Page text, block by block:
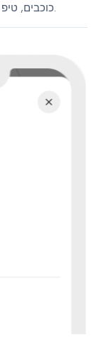
כוכבים, טיפ קצר ופתק - זה לוקח 10 שניות ועושה שינוי אמיתי.